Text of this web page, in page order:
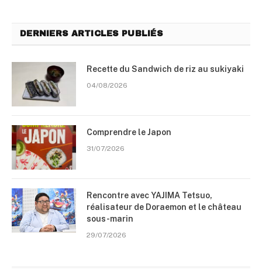
DERNIERS ARTICLES PUBLIÉS
Recette du Sandwich de riz au sukiyaki
04/08/2026
Comprendre le Japon
31/07/2026
Rencontre avec YAJIMA Tetsuo,
réalisateur de Doraemon et le château
sous-marin
29/07/2026